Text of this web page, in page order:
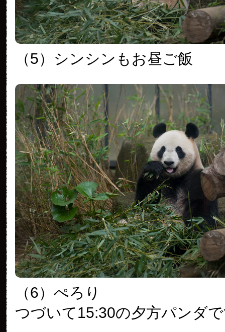
（5）シンシンもお昼ご飯
（6）ぺろり
つづいて15:30の夕方パンダ